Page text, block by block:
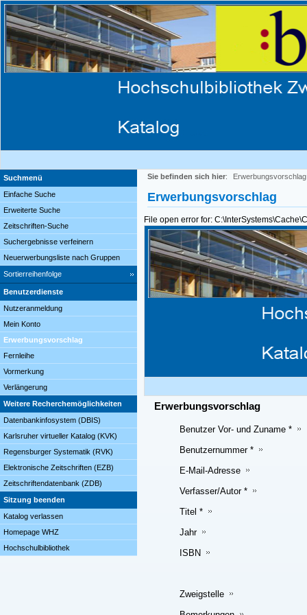
Suchmenü
Einfache Suche
Erweiterte Suche
Zeitschriften-Suche
Suchergebnisse verfeinern
Neuerwerbungsliste nach Gruppen
Sortierreihenfolge
Benutzerdienste
Nutzeranmeldung
Mein Konto
Erwerbungsvorschlag
Fernleihe
Vormerkung
Verlängerung
Weitere Recherchemöglichkeiten
Datenbankinfosystem (DBIS)
Karlsruher virtueller Katalog (KVK)
Regensburger Systematik (RVK)
Elektronische Zeitschriften (EZB)
Zeitschriftendatenbank (ZDB)
Sitzung beenden
Katalog verlassen
Homepage WHZ
Hochschulbibliothek
Sie befinden sich hier: Erwerbungsvorschlag
Erwerbungsvorschlag
File open error for:
Erwerbungsvorschlag
Benutzer Vor- und Zuname *
Benutzernummer *
E-Mail-Adresse
Verfasser/Autor *
Titel *
Jahr
ISBN
Zweigstelle